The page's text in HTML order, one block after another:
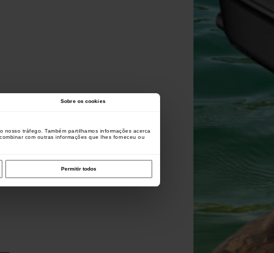
Sobre os cookies
tráfego. Também partilhamos informações acerca
com outras informações que lhes forneceu ou
Permitir todos